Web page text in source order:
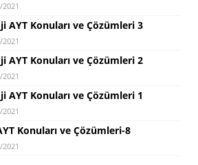
AYT Konuları ve Çözümleri 3
AYT Konuları ve Çözümleri 2
AYT Konuları ve Çözümleri 1
Konuları ve Çözümleri-8